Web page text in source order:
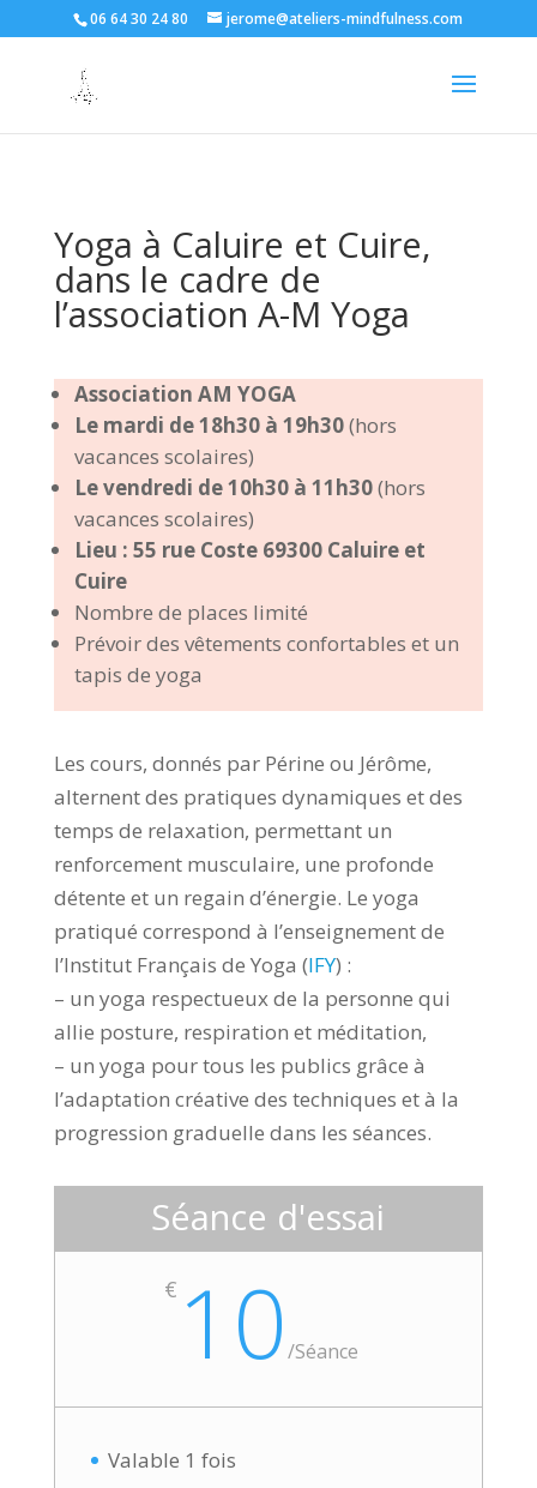
06 64 30 24 80 jerome@ateliers-mindfulness.com
Yoga à Caluire et Cuire,
dans le cadre de
l’association A-M Yoga
Association AM YOGA
Le mardi de 18h30 à 19h30(hors
vacances scolaires)
Le vendredi de 10h30 à 11h30(hors
vacances scolaires)
Lieu : 55 rue Coste 69300 Caluire et
Cuire
Nombre de places limité
Prévoir des vêtements confortables et un
tapis de yoga
Les cours, donnés par Périne ou Jérôme,
alternent des pratiques dynamiques et des
temps de relaxation, permettant un
renforcement musculaire, une profonde
détente et un regain d’énergie. Le yoga
pratiqué correspond à l’enseignement de
l’Institut Français de Yoga (IFY) :
– un yoga respectueux de la personne qui
allie posture, respiration et méditation,
– un yoga pour tous les publics grâce à
l’adaptation créative des techniques et à la
progression graduelle dans les séances.
Séance d'essai
€ 10/Séance
Valable 1 fois